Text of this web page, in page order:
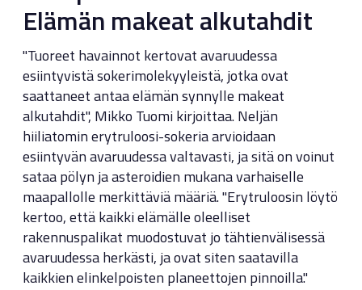
Elämän makeat alkutahdit
"Tuoreet havainnot kertovat avaruudessa
esiintyvistä sokerimolekyyleistä, jotka ovat
saattaneet antaa elämän synnylle makeat
alkutahdit", Mikko Tuomi kirjoittaa. Neljän
hiiliatomin erytruloosi-sokeria arvioidaan
esiintyvän avaruudessa valtavasti, ja sitä on voinut
sataa pölyn ja asteroidien mukana varhaiselle
maapallolle merkittäviä määriä. "Erytruloosin löytö
kertoo, että kaikki elämälle oleelliset
rakennuspalikat muodostuvat jo tähtienvälisessä
avaruudessa herkästi, ja ovat siten saatavilla
kaikkien elinkelpoisten planeettojen pinnoilla."